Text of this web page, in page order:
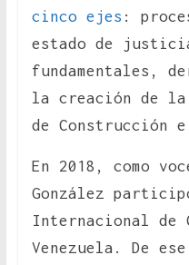
cinco ejes :
estado de
fundamentales,
la creación de la
de Construcción e
En 2018, como
González
Internacional de
Venezuela. De